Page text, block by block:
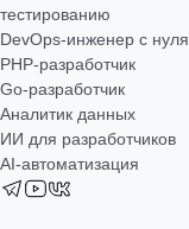
тестированию
DevOps-инженер с нуля
РНР-разработчик
Go-разработчик
Аналитик данных
ИИ для разработчиков
AI-автоматизация